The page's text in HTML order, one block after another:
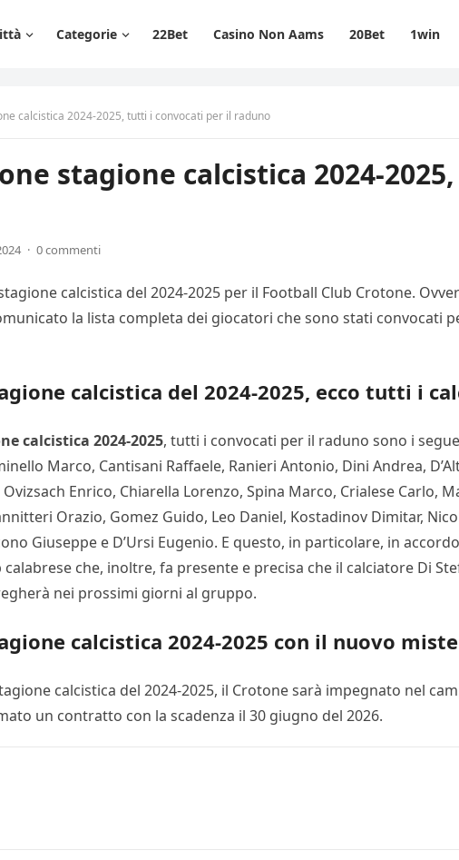
Categorie 22Bet Casino Non Aams 20Bet 1win
calcistica 2024-2025, tutti i convocati per il raduno
stagione calcistica 2024-
· 0 commenti
calcistica del 2024-2025 per il Football Club Crotone.
la lista completa dei giocatori che sono stati convocati
calcistica del 2024-2025, ecco tutti i
calcistica 2024-2025, tutti i convocati per il raduno sono i
Marco, Cantisani Raffaele, Ranieri Antonio, Dini Andrea,
Enrico, Chiarella Lorenzo, Spina Marco, Crialese Carlo,
Orazio, Gomez Guido, Leo Daniel, Kostadinov Dimitar,
Giuseppe e D’Ursi Eugenio. E questo, in particolare, in
che, inoltre, fa presente e precisa che il calciatore Di
nei prossimi giorni al gruppo.
calcistica 2024-2025 con il nuovo
calcistica del 2024-2025, il Crotone sarà impegnato nel
un contratto con la scadenza il 30 giugno del 2026.